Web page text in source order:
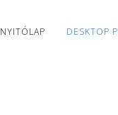
NYITÓLAP DESKTOP